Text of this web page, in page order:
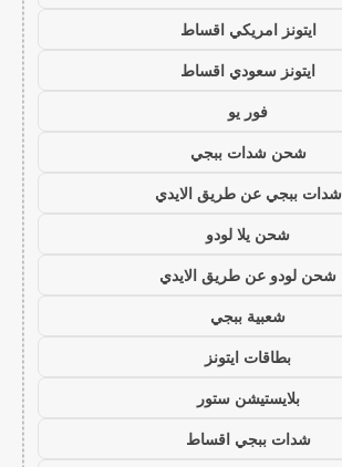
ايتونز امريكي اقساط
ايتونز سعودي اقساط
فور يو
شحن شدات ببجي
شدات ببجي عن طريق الايدي
شحن يلا لودو
شحن لودو عن طريق الايدي
شعبية ببجي
بطاقات ايتونز
بلايستيشن ستور
شدات ببجي اقساط